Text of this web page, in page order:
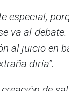
especial,
va al
al juicio en
diría”.